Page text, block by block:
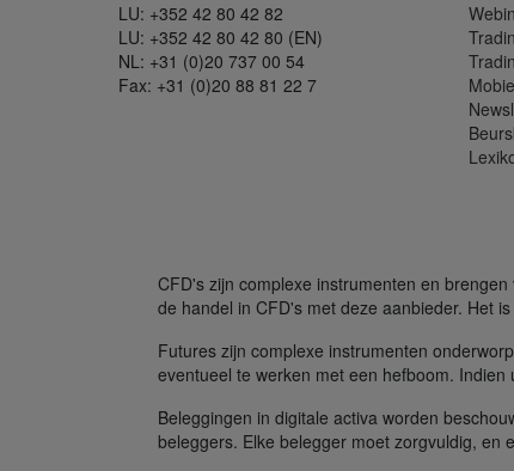
LU: +352 42 80 42 82
LU: +352 42 80 42 80 (EN)
NL: +31 (0)20 737 00 54
Fax: +31 (0)20 88 81 22 7
CFD's zijn complexe instrumenten en
de handel in CFD's met deze aanbieder. Het
Futures zijn complexe instrumenten
eventueel te werken met een hefboom.
Beleggingen in digitale activa worden
beleggers. Elke belegger moet zorgvuldig, en